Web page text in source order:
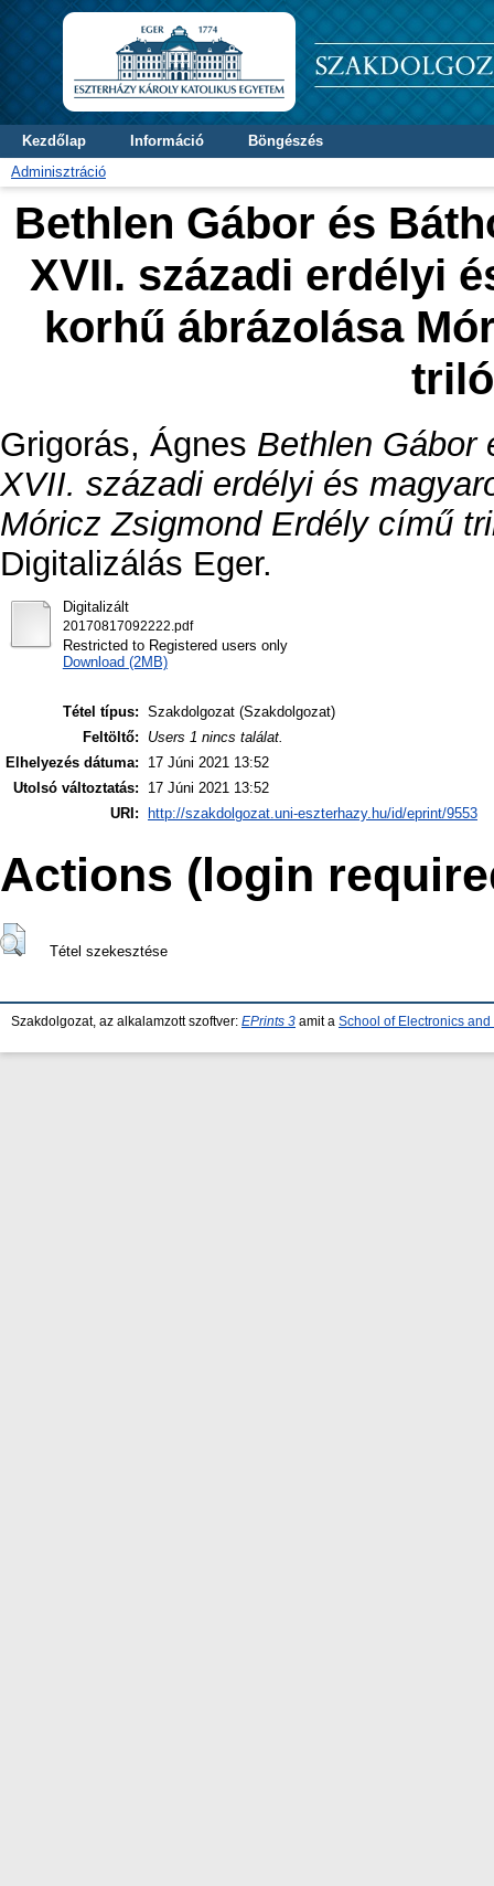
Kezdőlap Információ
Böngészés
Adminisztráció
Bethlen Gábor és
XVII. századi erdélyi
korhű ábrázolása
Grigorás, Ágnes Bethlen Gábor
XVII. századi erdélyi és
Móricz Zsigmond Erdély című
Digitalizálás Eger.
Digitalizált
20170817092222.pdf
Restricted to Registered users only
Download (2MB)
Tétel típus: Szakdolgozat (Szakdolgozat)
Feltöltő:
Users 1 nincs találat.
Elhelyezés dátuma:
17 Júni 2021 13:52
Utolsó változtatás:
17 Júni 2021 13:52
URI:
http://szakdolgozat.uni-eszterhazy.hu/id/eprint/9553
Actions (login
Tétel szekesztése
Szakdolgozat, az alkalamzott szoftver: EPrints 3 amit a School of Electronics